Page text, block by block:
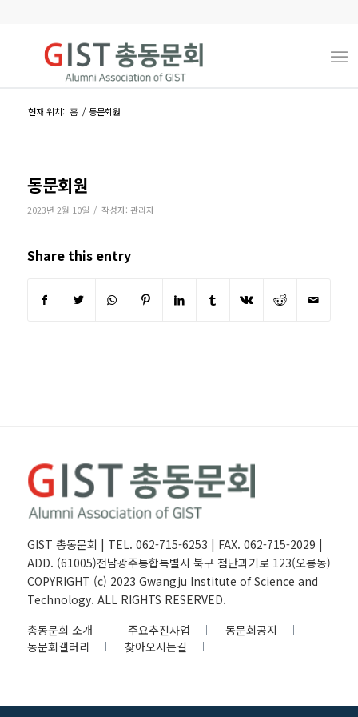
현재 위치: 홈 / 동문회원
동문회원
2023년 2월 10일 / 작성자: 관리자
Share this entry
GIST 총동문회 | TEL. 062-715-6253 | FAX. 062-715-2029 |
ADD. (61005)전남광주통합특별시 북구 첨단과기로 123(오룡동)
COPYRIGHT (c) 2023 Gwangju Institute of Science and
Technology. ALL RIGHTS RESERVED.
총동문회 소개
주요추진사업
동문회공지
동문회갤러리
찾아오시는길